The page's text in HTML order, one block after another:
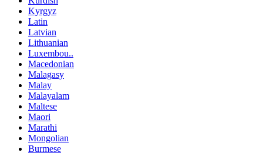
Kyrgyz
Latin
Latvian
Lithuanian
Luxembou..
Macedonian
Malagasy
Malay
Malayalam
Maltese
Maori
Marathi
Mongolian
Burmese